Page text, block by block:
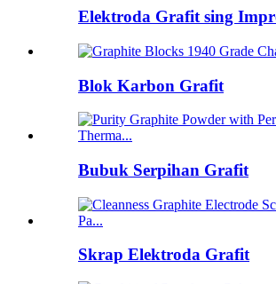
Elektroda Grafit sing
Blok Karbon Grafit
Bubuk Serpihan Grafit
Skrap Elektroda Grafit